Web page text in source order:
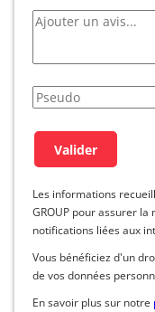
Les informations
GROUP pour assurer
notifications liées aux
Vous bénéficiez d'un
de vos données
En savoir plus sur notre